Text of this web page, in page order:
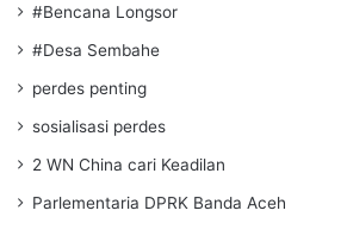
#Bencana Longsor
#Desa Sembahe
perdes penting
sosialisasi perdes
2 WN China cari Keadilan
Parlementaria DPRK Banda Aceh